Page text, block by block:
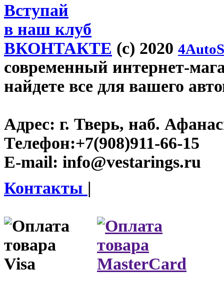
Вступай
в наш клуб
ВКОНТАКТЕ (c) 2020
современный интернет-
найдете все для вашего
Адрес: г. Тверь, наб.
Телефон:+7(908)911-66-15
E-mail: info@vestarings.ru
Контакты |